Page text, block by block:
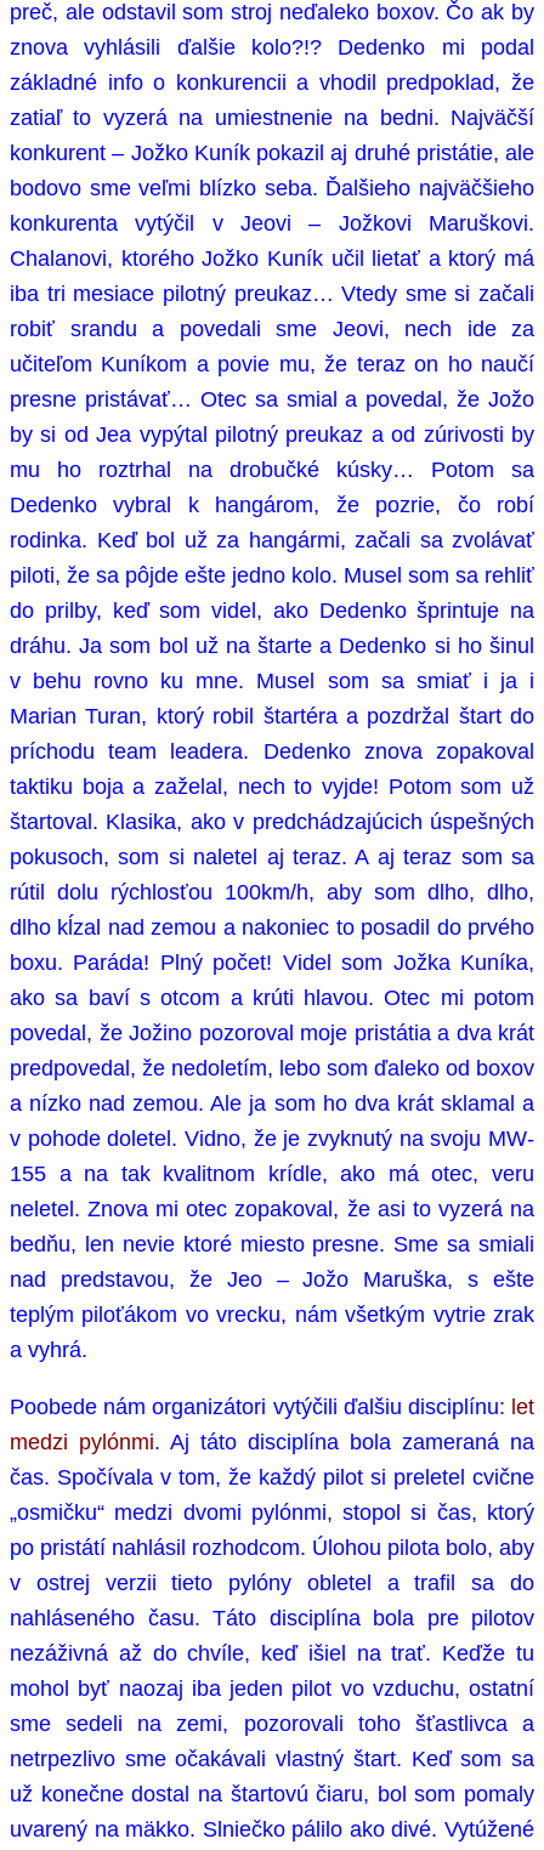
preč, ale odstavil som stroj neďaleko boxov. Čo ak by
znova vyhlásili ďalšie kolo?!? Dedenko mi podal
základné info o konkurencii a vhodil predpoklad, že
zatiaľ to vyzerá na umiestnenie na bedni. Najväčší
konkurent – Jožko Kuník pokazil aj druhé pristátie, ale
bodovo sme veľmi blízko seba. Ďalšieho najväčšieho
konkurenta vytýčil v Jeovi – Jožkovi Maruškovi.
Chalanovi, ktorého Jožko Kuník učil lietať a ktorý má
iba tri mesiace pilotný preukaz… Vtedy sme si začali
robiť srandu a povedali sme Jeovi, nech ide za
učiteľom Kuníkom a povie mu, že teraz on ho naučí
presne pristávať… Otec sa smial a povedal, že Jožo
by si od Jea vypýtal pilotný preukaz a od zúrivosti by
mu ho roztrhal na drobučké kúsky… Potom sa
Dedenko vybral k hangárom, že pozrie, čo robí
rodinka. Keď bol už za hangármi, začali sa zvolávať
piloti, že sa pôjde ešte jedno kolo. Musel som sa rehliť
do prilby, keď som videl, ako Dedenko šprintuje na
dráhu. Ja som bol už na štarte a Dedenko si ho šinul
v behu rovno ku mne. Musel som sa smiať i ja i
Marian Turan, ktorý robil štartéra a pozdržal štart do
príchodu team leadera. Dedenko znova zopakoval
taktiku boja a zaželal, nech to vyjde! Potom som už
štartoval. Klasika, ako v predchádzajúcich úspešných
pokusoch, som si naletel aj teraz. A aj teraz som sa
rútil dolu rýchlosťou 100km/h, aby som dlho, dlho,
dlho kĺzal nad zemou a nakoniec to posadil do prvého
boxu. Paráda! Plný počet! Videl som Jožka Kuníka,
ako sa baví s otcom a krúti hlavou. Otec mi potom
povedal, že Jožino pozoroval moje pristátia a dva krát
predpovedal, že nedoletím, lebo som ďaleko od boxov
a nízko nad zemou. Ale ja som ho dva krát sklamal a
v pohode doletel. Vidno, že je zvyknutý na svoju MW-
155 a na tak kvalitnom krídle, ako má otec, veru
neletel. Znova mi otec zopakoval, že asi to vyzerá na
bedňu, len nevie ktoré miesto presne. Sme sa smiali
nad predstavou, že Jeo – Jožo Maruška, s ešte
teplým piloťákom vo vrecku, nám všetkým vytrie zrak
a vyhrá.
Poobede nám organizátori vytýčili ďalšiu disciplínu: let
medzi pylónmi. Aj táto disciplína bola zameraná na
čas. Spočívala v tom, že každý pilot si preletel cvične
„osmičku“ medzi dvomi pylónmi, stopol si čas, ktorý
po pristátí nahlásil rozhodcom. Úlohou pilota bolo, aby
v ostrej verzii tieto pylóny obletel a trafil sa do
nahláseného času. Táto disciplína bola pre pilotov
nezáživná až do chvíle, keď išiel na trať. Keďže tu
mohol byť naozaj iba jeden pilot vo vzduchu, ostatní
sme sedeli na zemi, pozorovali toho šťastlivca a
netrpezlivo sme očakávali vlastný štart. Keď som sa
už konečne dostal na štartovú čiaru, bol som pomaly
uvarený na mäkko. Slniečko pálilo ako divé. Vytúžené